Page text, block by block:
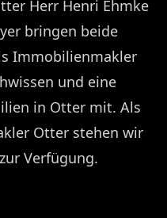
Herr Henri Ehmke
bringen beide
Immobilienmakler
und eine
in Otter mit. Als
Otter stehen wir
Verfügung.